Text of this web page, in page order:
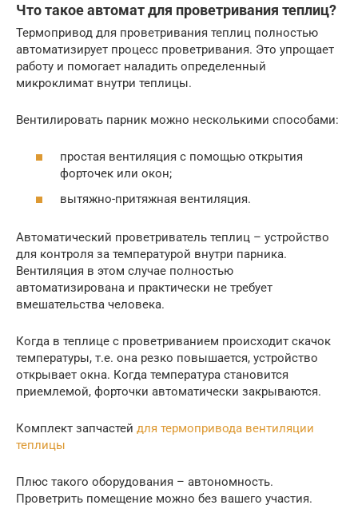
Что такое автомат для проветривания теплиц?
Термопривод для проветривания теплиц полностью
автоматизирует процесс проветривания. Это упрощает
работу и помогает наладить определенный
микроклимат внутри теплицы.
Вентилировать парник можно несколькими способами:
простая вентиляция с помощью открытия
форточек или окон;
вытяжно-притяжная вентиляция.
Автоматический проветриватель теплиц – устройство
для контроля за температурой внутри парника.
Вентиляция в этом случае полностью
автоматизирована и практически не требует
вмешательства человека.
Когда в теплице с проветриванием происходит скачок
температуры, т.е. она резко повышается, устройство
открывает окна. Когда температура становится
приемлемой, форточки автоматически закрываются.
Комплект запчастей для термопривода вентиляции
теплицы
Плюс такого оборудования – автономность.
Проветрить помещение можно без вашего участия.